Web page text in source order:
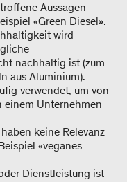
Aussagen
«Green Diesel».
wird
nachhaltig ist (zum
aus Aluminium).
verwendet, um von
Unternehmen
keine Relevanz
«veganes
Dienstleistung ist